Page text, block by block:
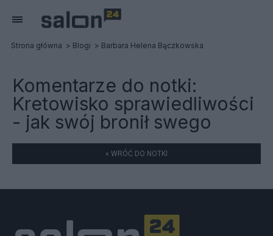
Strona główna Blogi Barbara Helena Bączkowska
Komentarze do notki:
Kretowisko sprawiedliwości
- jak swój bronił swego
« WRÓĆ DO NOTKI